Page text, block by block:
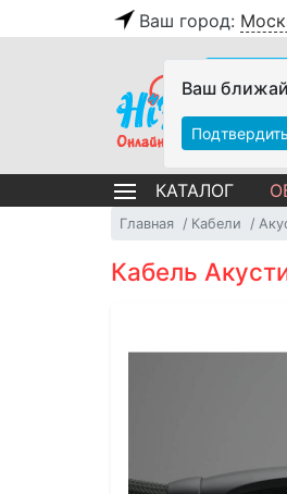
Ваш город:
Ваш
Подтвердить
КАТАЛОГ
Главная Кабели
Кабель